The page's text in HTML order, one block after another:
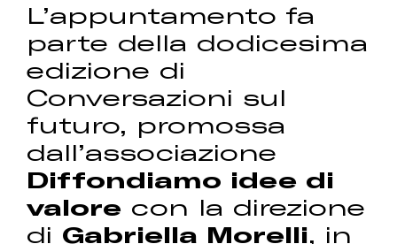
L’appuntamento fa
parte della dodicesima
edizione di
Conversazioni sul
futuro, promossa
dall’associazione
Diffondiamo idee di
valore con la direzione
di Gabriella Morelli, in